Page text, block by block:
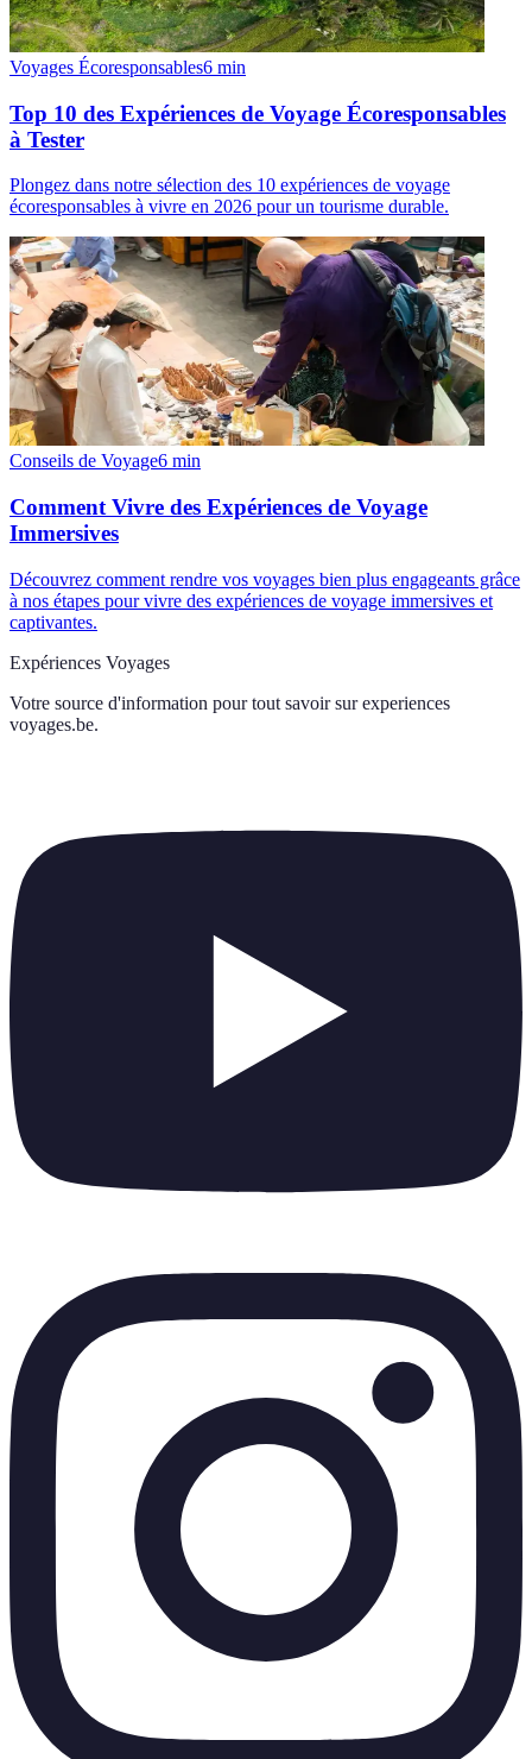
Voyages Écoresponsables6 min
Top 10 des Expériences de Voyage Écoresponsables
à Tester
Plongez dans notre sélection des 10 expériences de voyage
écoresponsables à vivre en 2026 pour un tourisme durable.
Conseils de Voyage6 min
Comment Vivre des Expériences de Voyage
Immersives
Découvrez comment rendre vos voyages bien plus engageants grâce
à nos étapes pour vivre des expériences de voyage immersives et
captivantes.
Expériences Voyages
Votre source d'information pour tout savoir sur experiences
voyages.be.